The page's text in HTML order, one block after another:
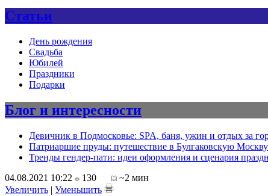
Статьи
День рождения
Свадьба
Юбилей
Праздники
Подарки
Блог и интересности
Девичник в Подмосковье: SPA, баня, ужин и отдых за
Патриаршие пруды: путешествие в Булгаковскую
Тренды гендер-пати: идеи оформления и сценария
04.08.2021 10:22
130
~2 мин
Увеличить | Уменьшить